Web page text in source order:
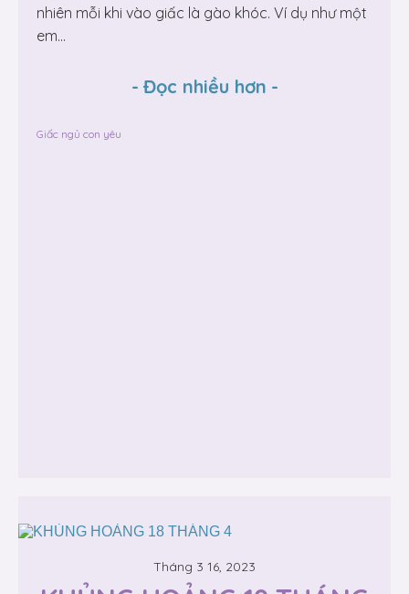
nhiên mỗi khi vào giấc là gào khóc. Ví dụ như một
em...
- Đọc nhiều hơn -
Giấc ngủ con yêu
Tháng 3 16, 2023